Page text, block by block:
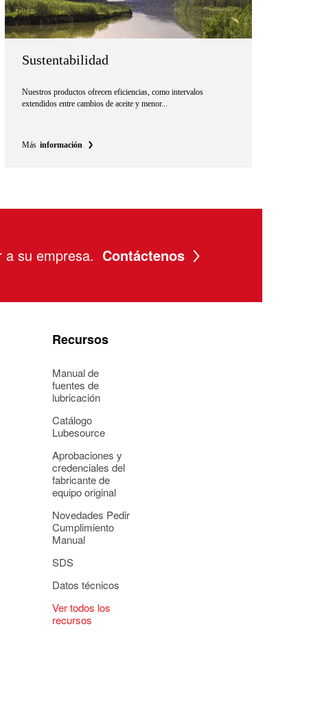
Sustentabilidad
Nuestros productos ofrecen eficiencias, como intervalos
extendidos entre cambios de aceite y menor...
Más información
a su empresa. Contáctenos
Recursos
Manual de
fuentes de
lubricación
Catálogo
Lubesource
Aprobaciones y
credenciales del
fabricante de
equipo original
Novedades Pedir
Cumplimiento
Manual
SDS
Datos técnicos
Ver todos los
recursos